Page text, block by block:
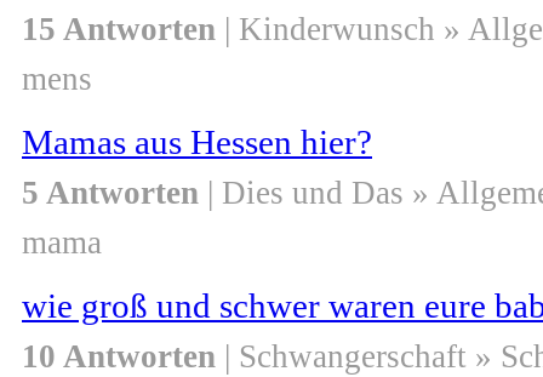
15 Antworten | Kinderwunsch »
mens
Mamas aus Hessen hier?
5 Antworten | Dies und Das »
mama
wie groß und schwer waren eure
10 Antworten | Schwangerschaft »